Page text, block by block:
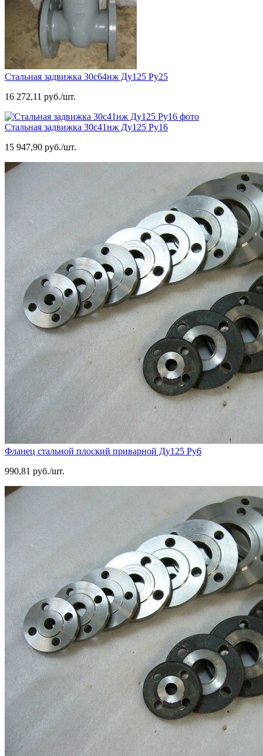
Стальная задвижка 30с64нж Ду125 Ру25
16 272,11 руб./шт.
Стальная задвижка 30с41нж Ду125 Ру16
15 947,90 руб./шт.
Фланец стальной плоский приварной Ду125 Ру6
990,81 руб./шт.